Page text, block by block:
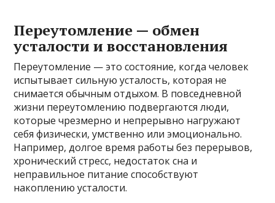
Переутомление — обмен
усталости и восстановления
Переутомление — это состояние, когда человек
испытывает сильную усталость, которая не
снимается обычным отдыхом. В повседневной
жизни переутомлению подвергаются люди,
которые чрезмерно и непрерывно нагружают
себя физически, умственно или эмоционально.
Например, долгое время работы без перерывов,
хронический стресс, недостаток сна и
неправильное питание способствуют
накоплению усталости.